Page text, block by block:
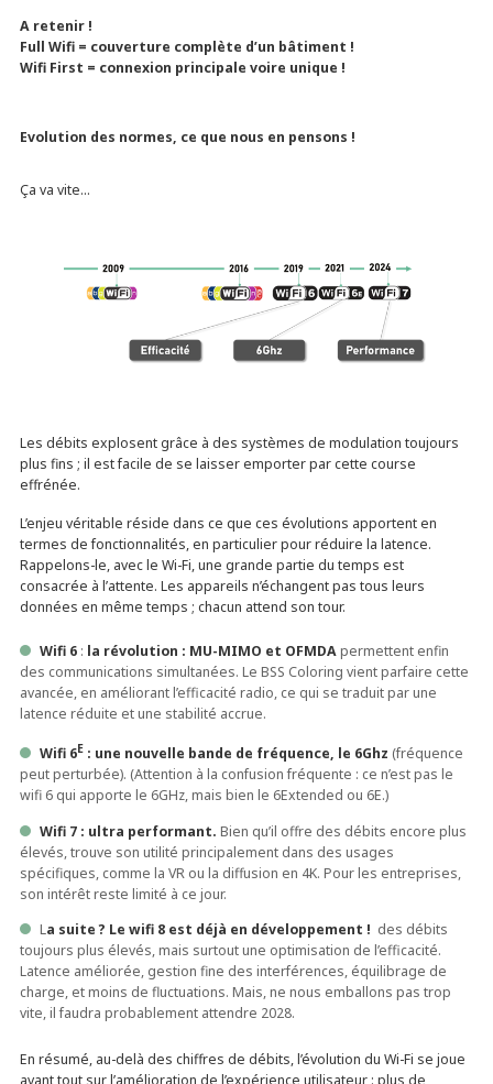
A retenir !
Full Wifi = couverture complète d’un bâtiment !
Wifi First = connexion principale voire unique !
Evolution des normes, ce que nous en pensons !
Ça va vite…
Les débits explosent grâce à des systèmes de modulation toujours
plus fins ; il est facile de se laisser emporter par cette course
effrénée.
L’enjeu véritable réside dans ce que ces évolutions apportent en
termes de fonctionnalités, en particulier pour réduire la latence.
Rappelons-le, avec le Wi-Fi, une grande partie du temps est
consacrée à l’attente. Les appareils n’échangent pas tous leurs
données en même temps ; chacun attend son tour.
Wifi 6 : la révolution : MU-MIMO et OFMDApermettent enfin
des communications simultanées. Le BSS Coloring vient parfaire cette
avancée, en améliorant l’efficacité radio, ce qui se traduit par une
latence réduite et une stabilité accrue.
Wifi 6E : une nouvelle bande de fréquence, le 6Ghz (fréquence
peut perturbée). (Attention à la confusion fréquente : ce n’est pas le
wifi 6 qui apporte le 6GHz, mais bien le 6Extended ou 6E.)
Wifi 7 : ultra performant. Bien qu’il offre des débits encore plus
élevés, trouve son utilité principalement dans des usages
spécifiques, comme la VR ou la diffusion en 4K. Pour les entreprises,
son intérêt reste limité à ce jour.
La suite ? Le wifi 8 est déjà en développement ! des débits
toujours plus élevés, mais surtout une optimisation de l’efficacité.
Latence améliorée, gestion fine des interférences, équilibrage de
charge, et moins de fluctuations. Mais, ne nous emballons pas trop
vite, il faudra probablement attendre 2028.
En résumé, au-delà des chiffres de débits, l’évolution du Wi-Fi se joue
avant tout sur l’amélioration de l’expérience utilisateur : plus de